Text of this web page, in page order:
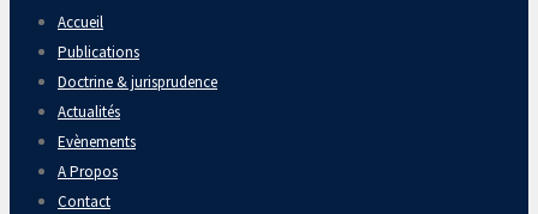
Accueil
Publications
Doctrine & jurisprudence
Actualités
Evènements
A Propos
Contact